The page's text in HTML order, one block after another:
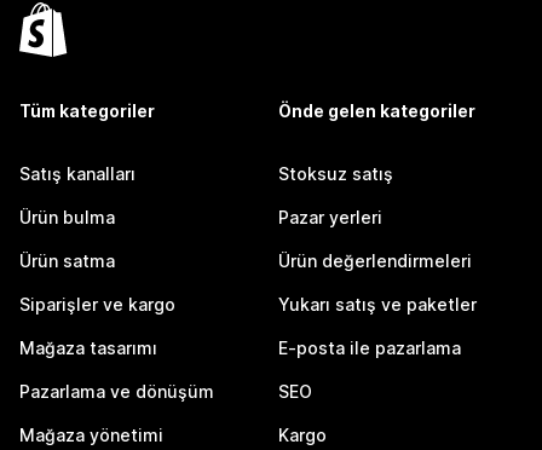
Tüm kategoriler
Satış kanalları
Ürün bulma
Ürün satma
Siparişler ve kargo
Mağaza tasarımı
Pazarlama ve dönüşüm
Mağaza yönetimi
Önde gelen kategoriler
Stoksuz satış
Pazar yerleri
Ürün değerlendirmeleri
Yukarı satış ve paketler
E-posta ile pazarlama
SEO
Kargo